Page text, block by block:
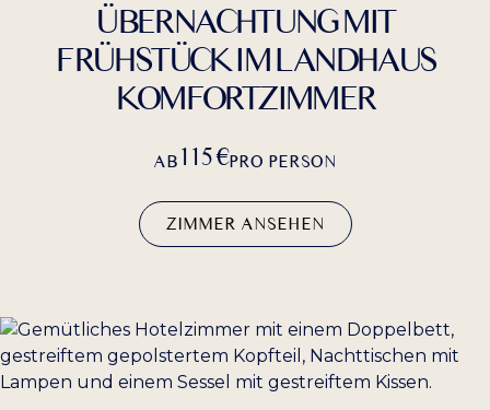
ÜBERNACHTUNG MIT
FRÜHSTÜCK IM LANDHAUS
KOMFORTZIMMER
AB 115 €PRO PERSON
ZIMMER ANSEHEN